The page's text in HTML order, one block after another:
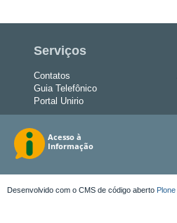
Serviços
Contatos
Guia Telefônico
Portal Unirio
Desenvolvido com o CMS de código aberto Plone